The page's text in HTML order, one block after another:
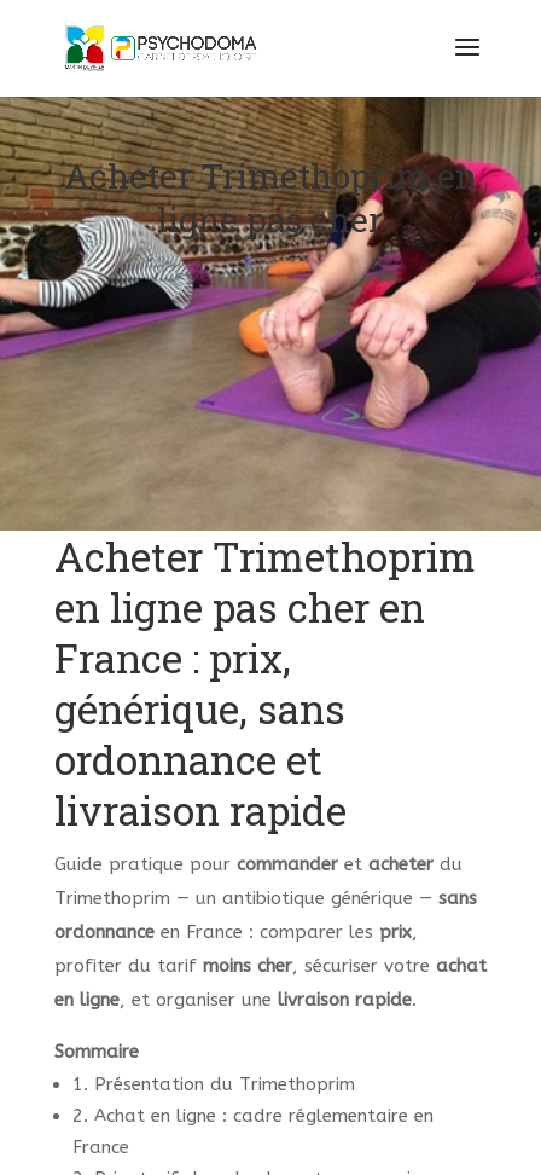
Acheter Trimethoprim en
ligne pas cher
Acheter Trimethoprim
en ligne pas cher en
France : prix,
générique, sans
ordonnance et
livraison rapide
Guide pratique pour commanderet acheterdu
Trimethoprim — un antibiotique générique — sans
ordonnanceen France : comparer les prix,
profiter du tarif moins cher, sécuriser votre achat
en ligne, et organiser une livraison rapide.
Sommaire
1. Présentation du Trimethoprim
2. Achat en ligne : cadre réglementaire en
France